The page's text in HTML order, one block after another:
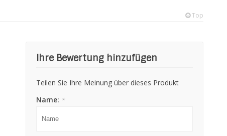
Top
Ihre Bewertung hinzufügen
Teilen Sie Ihre Meinung über dieses Produkt
Name: *